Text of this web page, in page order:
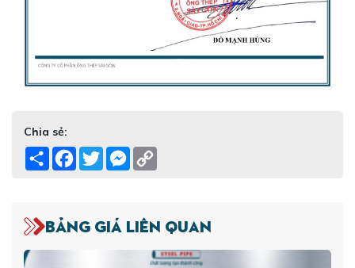
Chia sẻ:
ShareFacebook
TwitterMessenger
Bảng giá liên quan